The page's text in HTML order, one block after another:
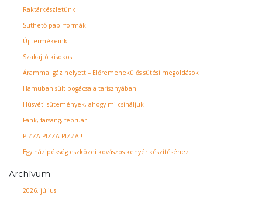
Raktárkészletünk
Süthető papírformák
Új termékeink
Szakajtó kisokos
Árammal gáz helyett – Előremenekülős sütési megoldások
Hamuban sült pogácsa a tarisznyában
Húsvéti sütemények, ahogy mi csináljuk
Fánk, farsang, február
PIZZA PIZZA PIZZA !
Egy házipékség eszközei kovászos kenyér készítéséhez
Archívum
2026. július